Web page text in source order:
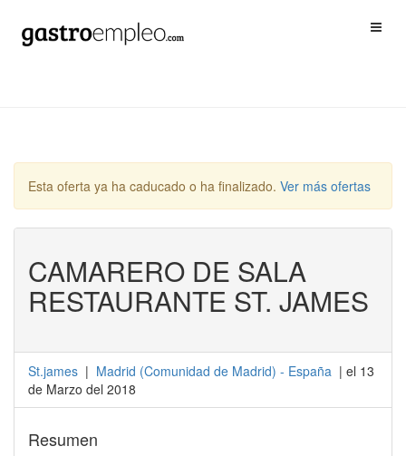
Esta oferta ya ha caducado o ha finalizado. Ver más ofertas
CAMARERO DE SALA
RESTAURANTE ST. JAMES
St.james | Madrid (Comunidad de Madrid) - España | el 13
de Marzo del 2018
Resumen